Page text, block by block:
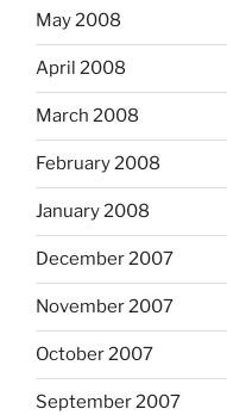
May 2008
April 2008
March 2008
February 2008
January 2008
December 2007
November 2007
October 2007
September 2007